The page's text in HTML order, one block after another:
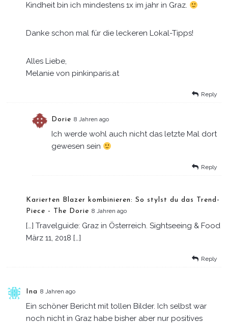
Reply
Kindheit bin ich mindestens 1x im jahr in Graz.
Danke schon mal für die leckeren Lokal-Tipps!
Alles Liebe,
Melanie von pinkinparis.at
Dorie 8 Jahren ago
Reply
Ich werde wohl auch nicht das letzte Mal dort
gewesen sein
Karierten Blazer kombinieren: So stylst du das Trend-
Piece - The Dorie 8 Jahren ago
Reply
[…] Travelguide: Graz in Österreich. Sightseeing & Food
März 11, 2018 […]
Ina 8 Jahren ago
Ein schöner Bericht mit tollen Bilder. Ich selbst war
noch nicht in Graz habe bisher aber nur positives